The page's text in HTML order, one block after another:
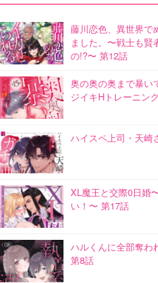
藤川恋色、異世界で
ました。〜戦士も
の!?〜 第12話
奥の奥の奥まで暴い
ジイキHトレーニン
ハイスペ上司・天崎
XL魔王と交際0日婚
い！〜 第17話
ハルくんに全部奪わ
第8話